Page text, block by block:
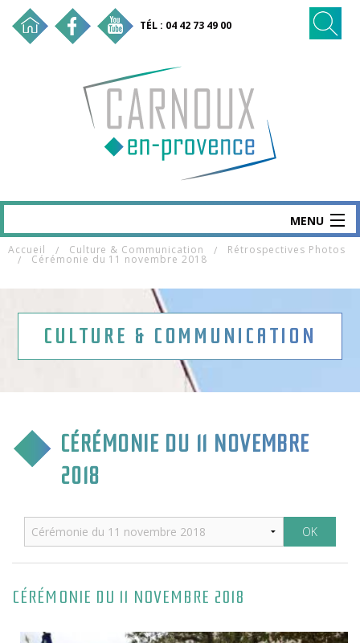
TÉL : 04 42 73 49 00
MENU
CARNOUX
MAIRIE & SERVICES
CULTURE & COMMUNICATION
VIE ASSOCIATIVE
TOURISME & TRANSPORT
Accueil Culture & Communication Rétrospectives Photos
Cérémonie du 11 novembre 2018
CULTURE & COMMUNICATION
CÉRÉMONIE DU 11 NOVEMBRE
2018
CÉRÉMONIE DU 11 NOVEMBRE 2018